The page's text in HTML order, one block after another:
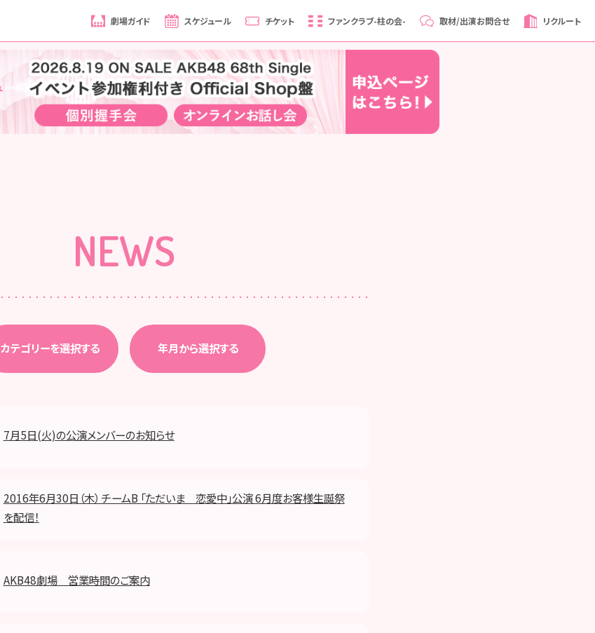
劇場ガイド スケジュール チケット ファンクラブ-柱の会- 取材/出演お問合せ リクルート
NEWS
カテゴリーを選択する 年月から選択する
7月5日(火)の公演メンバーのお知らせ
2016年6月30日（木） チームB 「ただいま 恋愛中」公演 6月度お客様生誕祭
を配信！
AKB48劇場 営業時間のご案内